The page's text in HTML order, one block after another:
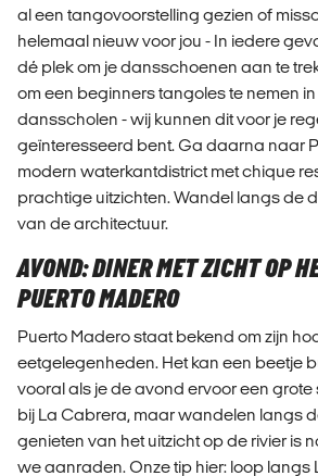
al een tangovoorstelling gezien of
helemaal nieuw voor jou - In iedere
dé plek om je dansschoenen aan te
om een beginners tangoles te nemen
dansscholen - wij kunnen dit voor je
geïnteresseerd bent. Ga daarna naar
modern waterkantdistrict met chique
prachtige uitzichten. Wandel langs de
van de architectuur.
AVOND: DINER MET ZICHT OP
PUERTO MADERO
Puerto Madero staat bekend om zijn
eetgelegenheden. Het kan een beetje
vooral als je de avond ervoor een
bij La Cabrera, maar wandelen langs
genieten van het uitzicht op de rivier is
we aanraden. Onze tip hier: loop langs